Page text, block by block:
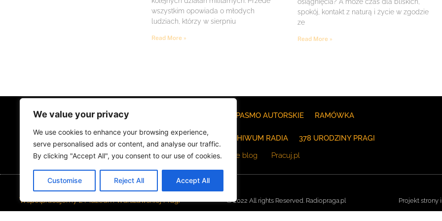
We value your privacy
We use cookies to enhance your browsing experience,
serve personalised ads or content, and analyse our traffic.
By clicking "Accept All", you consent to our use of cookies.
Customise Reject All Accept All
wszystkim opowiada o młodych
ludziach, którzy w sierpniu
Read More »
osiągnięcia? A może czas dla bliskich,
spokój, kontakt z naturą i życie w zgodzie
ze
Read More »
STRONA GŁÓWNA PASMO AUTORSKIE RAMÓWKA
MUZYKA I KONCERTY KONTAKT ARCHIWUM RADIA
378 URODZINY PRAGI
The blog
Pracuj.pl
Współpracujemy z Muzeum Warszawskiej Pragi © 2022 All rights Reserved. Radiopraga.pl Projekt strony